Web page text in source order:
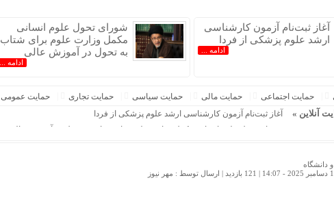
آغاز ثبت‌نام‌ آزمون کارشناسی
ارشد علوم پزشکی از فردا
ادامه ...
شورای تحول علوم انسانی
مکمل وزارت علوم برای شتاب
به تحول در آموزش عالی
ادامه ...
حمایت اجتماعی حمایت مالی حمایت سیاسی حمایت تجاری حمایت عمومی
آنلاین »
آغاز ثبت‌نام‌ آزمون کارشناسی ارشد علوم پزشکی از فردا
شورای تحول علوم انسانی مکمل وزارت علوم برای شتاب به تحول در آموزش عالی
جزئیاتی جدید از توافق مکه
دانشگاه
121 بازدید | ارسال توسط : مهر نیوز